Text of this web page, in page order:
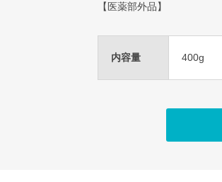
【医薬部外品】
内容量 400g